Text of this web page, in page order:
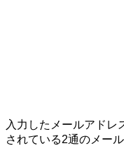
入力したメールアドレ
されている2通のメール